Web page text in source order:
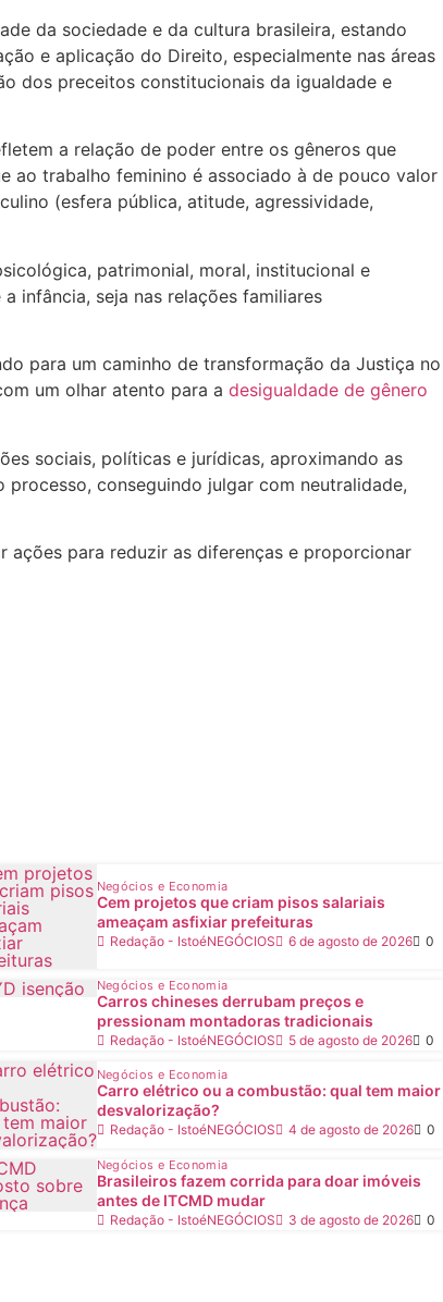
da sociedade e da cultura brasileira, estando
e aplicação do Direito, especialmente nas áreas
dos preceitos constitucionais da igualdade e
a relação de poder entre os gêneros que
ao trabalho feminino é associado à de pouco valor
(esfera pública, atitude, agressividade,
patrimonial, moral, institucional e
infância, seja nas relações familiares
para um caminho de transformação da Justiça no
um olhar atento para a desigualdade de gênero
sociais, políticas e jurídicas, aproximando as
conseguindo julgar com neutralidade,
ações para reduzir as diferenças e proporcionar
Negócios e Economia
Cem projetos que criam pisos salariais
ameaçam asfixiar prefeituras
Redação - IstoéNEGÓCIOS 6 de agosto de 2026 0
Negócios e Economia
Carros chineses derrubam preços e
pressionam montadoras tradicionais
Redação - IstoéNEGÓCIOS 5 de agosto de 2026 0
Negócios e Economia
Carro elétrico ou a combustão: qual tem maior
desvalorização?
Redação - IstoéNEGÓCIOS 4 de agosto de 2026 0
Negócios e Economia
Brasileiros fazem corrida para doar imóveis
antes de ITCMD mudar
Redação - IstoéNEGÓCIOS 3 de agosto de 2026 0